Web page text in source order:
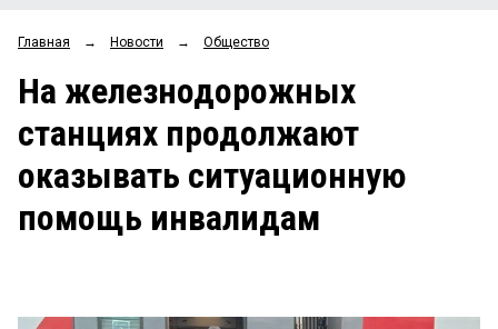
ОБЩЕСТВО
ЗАКОН
НОВОСТИ КОМПАНИЙ
Рейтинги
Блоги
Архив
Главная → Новости → Общество
На железнодорожных
станциях продолжают
оказывать ситуационную
помощь инвалидам